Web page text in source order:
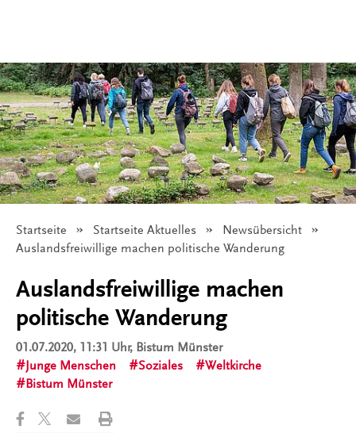
Startseite Startseite Aktuelles
Newsübersicht
Angezeigt:
Auslandsfreiwillige machen politische Wanderung
Auslandsfreiwillige machen
politische Wanderung
01.07.2020, 11:31 Uhr, Bistum Münster
Junge Menschen
Soziales
Weltkirche
Bistum Münster